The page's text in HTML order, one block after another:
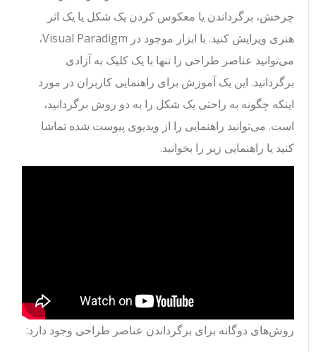
چرخش، برگرداندن یا معکوس کردن یک شکل یا یک اثر
هنری ویرایش کنید. با ابزار موجود در Visual Paradigm،
می‌توانید عناصر طراحی را تنها با یک کلیک به آزادی
برگردانید. این یک آموزش برای راهنمایی کاربران در مورد
اینکه چگونه به راحتی یک شکل را به دو روش برگردانید،
است. می‌توانید راهنمایی را از ویدیوی پیوست شده تماشا
کنید یا راهنمایی زیر را بخوانید.
روش‌های دوگانه برای برگرداندن عناصر طراحی وجود دارد: